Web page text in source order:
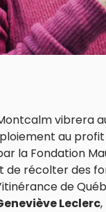
vibrera
au
la Fondation
de récolter des
de
Leclerc,